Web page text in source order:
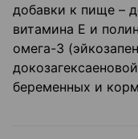
добавки к пище –
витамина Е и
омега-3
беременных и